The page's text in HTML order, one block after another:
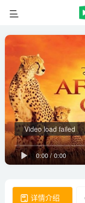
0:00/0:00
Video load failed
详情介绍